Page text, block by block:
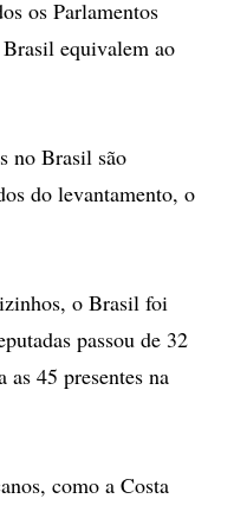
os Parlamentos
equivalem ao
no Brasil são
do levantamento, o
o Brasil foi
passou de 32
45 presentes na
como a Costa